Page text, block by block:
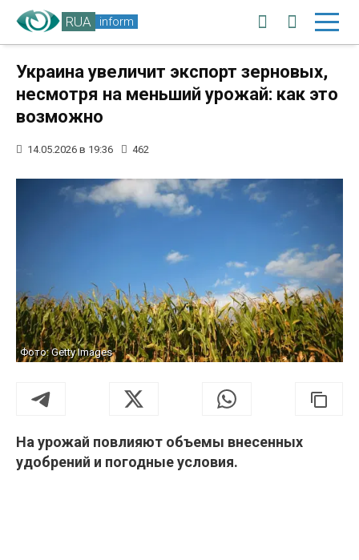
RUA inform
Украина увеличит экспорт зерновых,
несмотря на меньший урожай: как это
возможно
14.05.2026 в 19:36 462
Фото: Getty Images
На урожай повлияют объемы внесенных
удобрений и погодные условия.